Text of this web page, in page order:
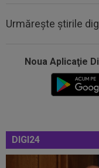
Urmărește știrile
Noua Aplicaţie
DIGI24
anunțul: ”E
EXCLUSIV
anunțat că l-a
Univeristatea
19:27 EXCLUSIV
problemele lui